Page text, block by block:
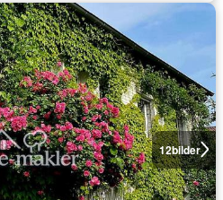
12bilder